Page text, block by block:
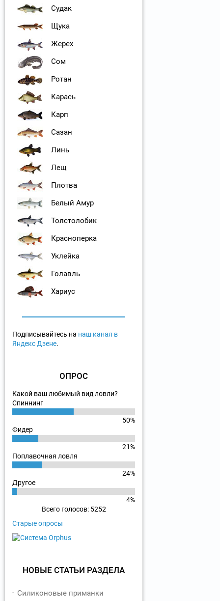
Судак
Щука
Жерех
Сом
Ротан
Карась
Карп
Сазан
Линь
Лещ
Плотва
Белый Амур
Толстолобик
Красноперка
Уклейка
Голавль
Хариус
Подписывайтесь на наш канал в
Яндекс Дзене.
ОПРОС
Какой ваш любимый вид ловли?
Спиннинг
50%
Фидер
21%
Поплавочная ловля
24%
Другое
4%
Всего голосов: 5252
Старые опросы
НОВЫЕ СТАТЬИ РАЗДЕЛА
Силиконовые приманки